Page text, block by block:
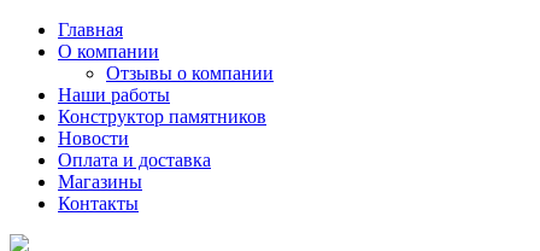
Главная
О компании
Отзывы о компании
Наши работы
Конструктор памятников
Новости
Оплата и доставка
Магазины
Контакты